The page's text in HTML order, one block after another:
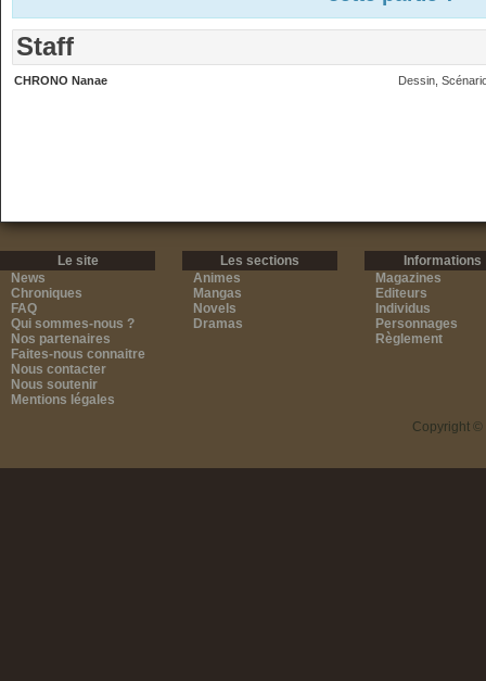
Staff
CHRONO Nanae Dessin,
Le site
News
Chroniques
FAQ
Qui sommes-nous ?
Nos partenaires
Faites-nous connaitre
Nous contacter
Nous soutenir
Mentions légales
Les sections
Animes
Mangas
Novels
Dramas
Informations
Magazines
Editeurs
Individus
Personnages
Règlement
Copyright ©